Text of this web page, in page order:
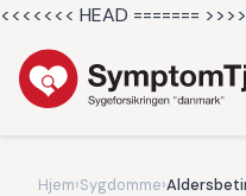
<<<<<<< HEAD =======
Hjem›Sygdomme›